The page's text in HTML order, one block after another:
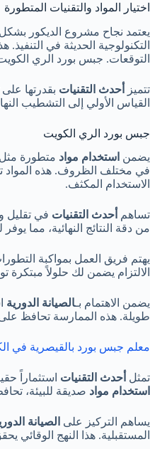
اختيار المواد والتقنيات المتطورة
يعتمد نجاح مشروع الديكور
التكنولوجية الحديثة في التنفيذ.
التوقعات. جبس بورد الري
تتميز أحدث التقنيات بقدرتها
القياس الأولي إلى التشطيب
جبس بورد الري الكويت
يضمن استخدام مواد متطورة مثل
في مختلف الظروف. هذه المواد
الاستخدام المكثف.
تساهم أحدث التقنيات في تقليل
من دقة النتائج النهائية، مما
يهتم فريق العمل بمواكبة
الالتزام يضمن لك حلولاً مبتكرة
يضمن الاهتمام بـالصيانة الدورية
طويلة. هذه الممارسة تحافظ
معلم جبس بورد بالقيصرية في
تمثل أحدث التقنيات استثماراً
استخدام مواد صديقة للبيئة،
يساهم التركيز على الصيانة
المستقبلية. هذا النهج الوقائي